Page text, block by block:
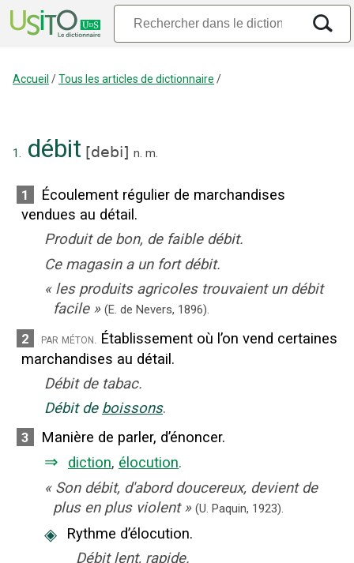
Accueil /Tous les articles de dictionnaire /
1. débit [debi] n. m.
1
Écoulement régulier de marchandises
vendues au détail.
Produit de bon, de faible débit.
Ce magasin a un fort débit.
« les produits agricoles trouvaient un débit
facile » (E. de Nevers, 1896).
2 par méton. Établissement où l’on vend certaines
marchandises au détail.
Débit de tabac.
Débit de boissons.
3 Manière de parler, d’énoncer.
⇒ diction, élocution.
« Son débit, d'abord doucereux, devient de
plus en plus violent » (U. Paquin, 1923).
◈
Rythme d’élocution.
Débit lent, rapide.